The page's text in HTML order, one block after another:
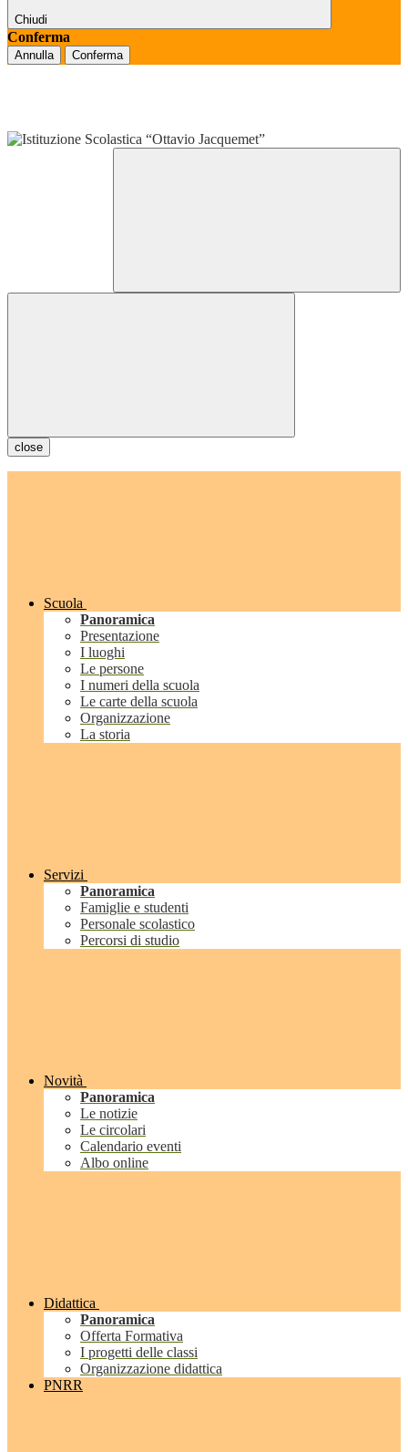
Chiudi
Conferma
Annulla Conferma
close
Scuola
Panoramica
Presentazione
I luoghi
Le persone
I numeri della scuola
Le carte della scuola
Organizzazione
La storia
Servizi
Panoramica
Famiglie e studenti
Personale scolastico
Percorsi di studio
Novità
Panoramica
Le notizie
Le circolari
Calendario eventi
Albo online
Didattica
Panoramica
Offerta Formativa
I progetti delle classi
Organizzazione didattica
PNRR